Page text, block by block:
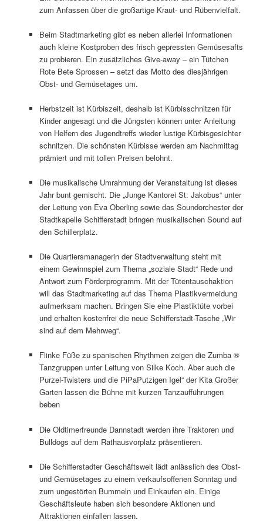
zum Anfassen über die großartige Kraut- und Rübenvielfalt.
Beim Stadtmarketing gibt es neben allerlei Informationen
auch kleine Kostproben des frisch gepressten Gemüsesafts
zu probieren. Ein zusätzliches Give-away – ein Tütchen
Rote Bete Sprossen – setzt das Motto des diesjährigen
Obst- und Gemüsetages um.
Herbstzeit ist Kürbiszeit, deshalb ist Kürbisschnitzen für
Kinder angesagt und die Jüngsten können unter Anleitung
von Helfern des Jugendtreffs wieder lustige Kürbisgesichter
schnitzen. Die schönsten Kürbisse werden am Nachmittag
prämiert und mit tollen Preisen belohnt.
Die musikalische Umrahmung der Veranstaltung ist dieses
Jahr bunt gemischt. Die „Junge Kantorei St. Jakobus“ unter
der Leitung von Eva Oberling sowie das Soundorchester der
Stadtkapelle Schifferstadt bringen musikalischen Sound auf
den Schillerplatz.
Die Quartiersmanagerin der Stadtverwaltung steht mit
einem Gewinnspiel zum Thema „soziale Stadt“ Rede und
Antwort zum Förderprogramm. Mit der Tütentauschaktion
will das Stadtmarketing auf das Thema Plastikvermeidung
aufmerksam machen. Bringen Sie eine Plastiktüte vorbei
und erhalten kostenfrei die neue Schifferstadt-Tasche „Wir
sind auf dem Mehrweg“.
Flinke Füße zu spanischen Rhythmen zeigen die Zumba ®
Tanzgruppen unter Leitung von Silke Koch. Aber auch die
Purzel-Twisters und die PiPaPutzigen Igel“ der Kita Großer
Garten lassen die Bühne mit kurzen Tanzaufführungen
beben
Die Oldtimerfreunde Dannstadt werden ihre Traktoren und
Bulldogs auf dem Rathausvorplatz präsentieren.
Die Schifferstadter Geschäftswelt lädt anlässlich des Obst-
und Gemüsetages zu einem verkaufsoffenen Sonntag und
zum ungestörten Bummeln und Einkaufen ein. Einige
Geschäftsleute haben sich besondere Aktionen und
Attraktionen einfallen lassen.